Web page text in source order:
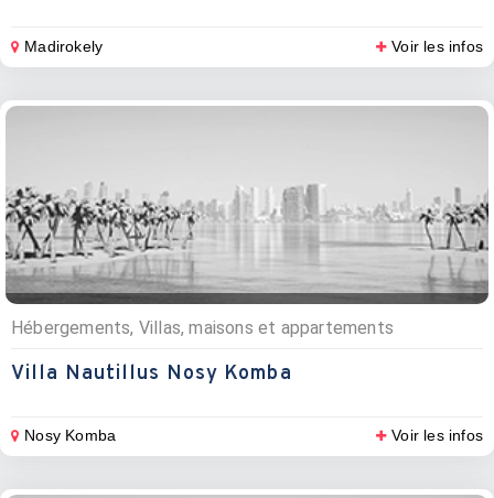
Madirokely Voir les infos
Hébergements, Villas, maisons et appartements
Villa Nautillus Nosy Komba
Nosy Komba Voir les infos